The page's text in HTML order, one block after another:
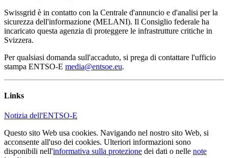
Swissgrid è in contatto con la Centrale d'annuncio e d'analisi per la
sicurezza dell'informazione (MELANI). Il Consiglio federale ha
incaricato questa agenzia di proteggere le infrastrutture critiche in
Svizzera.
Per qualsiasi domanda sull'accaduto, si prega di contattare l'ufficio
stampa ENTSO-E media@entsoe.eu.
Links
Notizia dell'ENTSO-E
Questo sito Web usa cookies. Navigando nel nostro sito Web, si
acconsente all'uso dei cookies. Ulteriori informazioni sono
disponibili nell'informativa sulla protezione dei dati o nelle note